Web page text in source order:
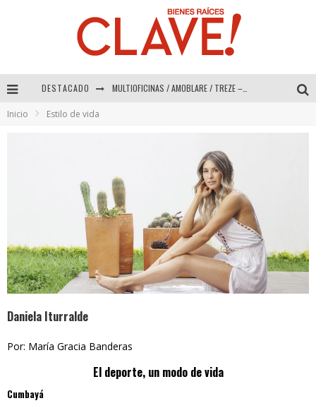
DESTACADO Abad Vergara Arquitectos – Especial Interiorismo & Decoración 2026
Inicio Estilo de vida
Daniela Iturralde
Por: María Gracia Banderas
El deporte, un modo de vida
Cumbayá